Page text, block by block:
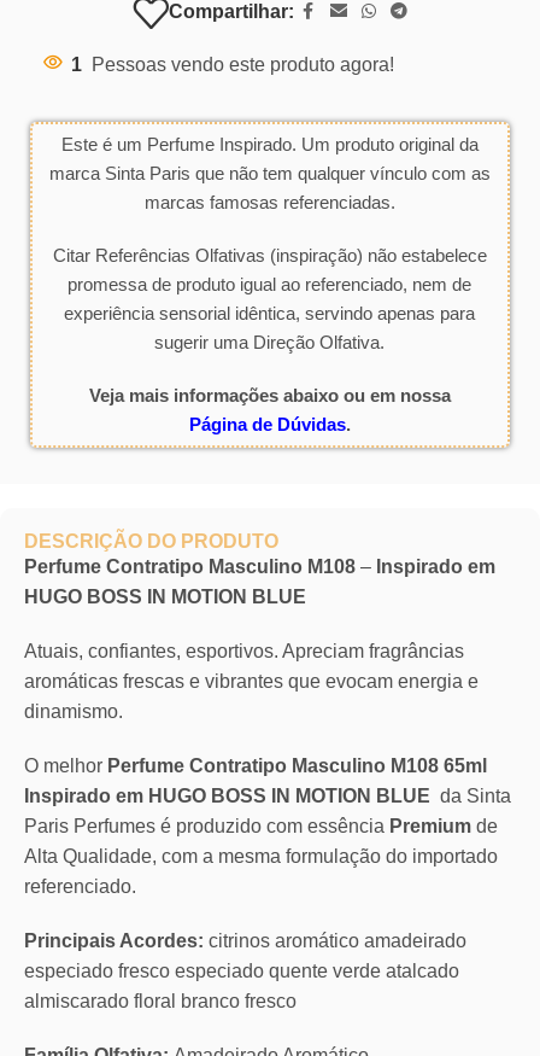
Compartilhar:
1 Pessoas vendo este produto agora!
Este é um Perfume Inspirado. Um produto original da
marca Sinta Paris que não tem qualquer vínculo com as
marcas famosas referenciadas.
Citar Referências Olfativas (inspiração) não estabelece
promessa de produto igual ao referenciado, nem de
experiência sensorial idêntica, servindo apenas para
sugerir uma Direção Olfativa.
Veja mais informações abaixo ou em nossa
Página de Dúvidas.
DESCRIÇÃO DO PRODUTO
Perfume Contratipo Masculino M108 – Inspirado em
HUGO BOSS IN MOTION BLUE
Atuais, confiantes, esportivos. Apreciam fragrâncias
aromáticas frescas e vibrantes que evocam energia e
dinamismo.
O melhor Perfume Contratipo Masculino M108 65ml
Inspirado em HUGO BOSS IN MOTION BLUE da Sinta
Paris Perfumes é produzido com essência Premium de
Alta Qualidade, com a mesma formulação do importado
referenciado.
Principais Acordes: citrinos aromático amadeirado
especiado fresco especiado quente verde atalcado
almiscarado floral branco fresco